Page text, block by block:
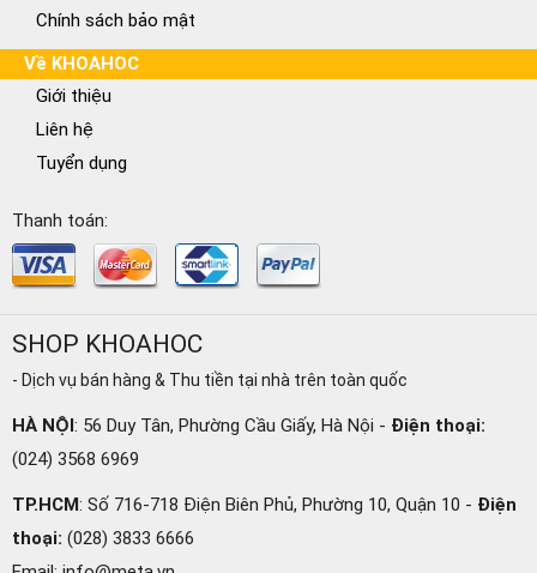
Chính sách bảo mật
Về KHOAHOC
Giới thiệu
Liên hệ
Tuyển dụng
Thanh toán:
SHOP KHOAHOC
- Dịch vụ bán hàng & Thu tiền tại nhà trên toàn quốc
HÀ NỘI : 56 Duy Tân, Phường Cầu Giấy, Hà Nội - Điện thoại:
(024) 3568 6969
TP.HCM: Số 716-718 Điện Biên Phủ, Phường 10, Quận 10 - Điện
thoại: (028) 3833 6666